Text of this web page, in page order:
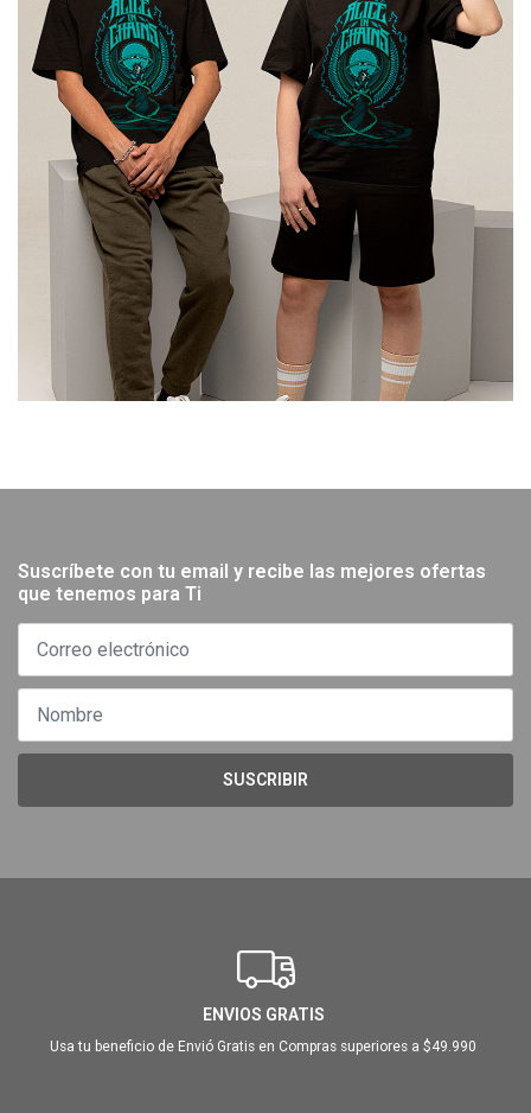
Suscríbete con tu email y recibe las mejores ofertas
que tenemos para Ti
SUSCRIBIR
ENVIOS GRATIS
Usa tu beneficio de Envió Gratis en Compras superiores a $49.990